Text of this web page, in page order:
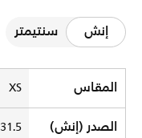
إنش سنتيمتر
Size Chart
المقاس XS
الصدر (إنش) 31.5 - 33.5